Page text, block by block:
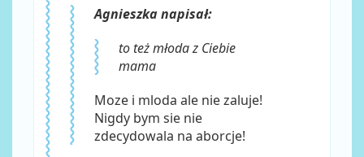
Agnieszka napisał:
to też młoda z Ciebie
mama
Moze i mloda ale nie zaluje!
Nigdy bym sie nie
zdecydowala na aborcje!